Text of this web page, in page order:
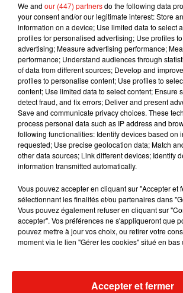
Musique
7 août 2026
Julien Lieb s’essaye à
dans son nouveau clip
7 août 2026
Madonna sort enfin le
Sensation » avec Kylie
7 août 2026
Tayc et Didi B dévoilent
dansant de l’année
We and our (447) partnersdo the following data
your consent and/or our legitimate interest: Store
information on a device; Use limited data to select
profiles for personalised advertising; Use profiles
advertising; Measure advertising performance;
performance; Understand audiences through
of data from different sources; Develop and
profiles to personalise content; Use profiles to
content; Use limited data to select content; Ensure
detect fraud, and fix errors; Deliver and present
Save and communicate privacy choices. These
process personal data such as IP address and
following functionalities: Identify devices based on
requested; Use precise geolocation data; Match
other data sources; Link different devices; Identify
information transmitted automatically.
Vous pouvez accepter en cliquant sur "Accepter et
sélectionnant les finalités et/ou partenaires dans
Vous pouvez également refuser en cliquant sur
accepter". Vos préférences ne s'appliqueront que
pouvez mettre à jour vos choix, ou retirer votre
moment via le lien "Gérer les cookies" situé en bas
Accepter et fermer